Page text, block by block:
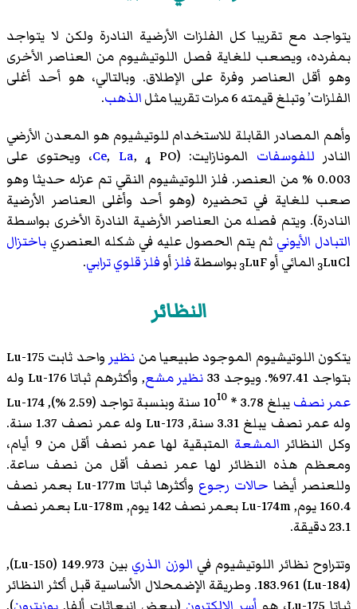
يتواجد مع تقريبا كل الفلزات الأرضية النادرة ولكن لا يتواجد
بمفرده، ويصعب للغاية فصل اللوتيشيوم من العناصر الأخرى
وهو أقل العناصر وفرة على الإطلاق. وبالتالي، هو أحد أغلى
الفلزات’ وتبلغ قيمته 6 مرات تقريبا مثل
الذهب.
وأهم المصادر القابلة للاستخدام للوتيشيوم هو المعدن الأرضي
النادر للفوسفات المونازايت: (
Ce, La, 4
PO، ويحتوى على
0.003 % من العنصر. فلز اللوتيشيوم النقي تم عزله حديثا وهو
صعب للغاية في تحضيره (وهو أحد وأغلى العناصر الأرضية
النادرة). ويتم فصله من العناصر الأرضية النادرة الأخرى بواسطة
التبادل الأيوني ثم يتم الحصول عليه في شكله العنصري باختزال
3LuCl المائي أو 3LuF بواسطة فلزأوفلز قلوي ترابي.
النظائر
يتكون اللوتيشيوم الموجود طبيعيا من نظير
واحد ثابت Lu-175
بتواجد 97.41%. ويوجد 33
نظير مشع, وأكثرهم ثباتا Lu-176 وله
عمر نصفيبلغ 3.78 * 10 10
سنة وبنسبة تواجد (2.59 %), Lu-174
وله عمر نصف يبلغ 3.31 سنة, Lu-173 وله عمر نصف 1.37 سنة.
وكل النظائر المشعة
المتبقية لها عمر نصف أقل من 9 أيام،
ومعظم هذه النظائر لها عمر نصف أقل من نصف ساعة.
وللعنصر أيضا حالات رجوع
وأكثرها ثباتا Lu-177m بعمر نصف
160.4 يوم, Lu-174m بعمر نصف 142 يوم, Lu-178m بعمر نصف
23.1 دقيقة.
وتتراوح نظائر اللوتيشيوم في الوزن الذري
بين 149.973 (Lu-150),
183.961 (Lu-184). وطريقة الإضمحلال الأساسية قبل أكثر النظائر